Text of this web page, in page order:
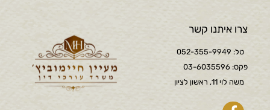
צרו איתנו קשר
טל: 052-355-9949
פקס: 03-6035596
משה לוי 11, ראשון לציון